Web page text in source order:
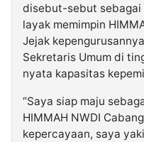
disebut-sebut sebagai
layak memimpin
Jejak
Sekretaris Umum di
nyata kapasitas
“Saya siap maju
HIMMAH NWDI
kepercayaan, saya